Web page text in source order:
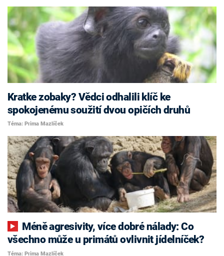
Kratke zobaky? Vědci odhalili klíč ke
spokojenému soužití dvou opičích druhů
Téma: Prima Mazlíček
všechno může u primátů ovlivnit jídelníček?
Téma: Prima Mazlíček